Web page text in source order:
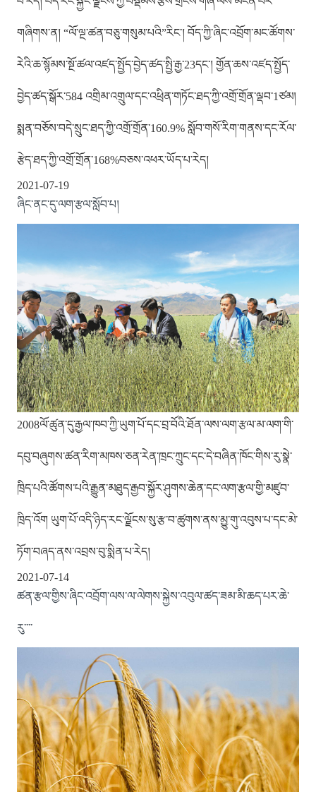
གཞིགས་ན། “ལོ་ལྔ་ཚན་བཅུ་གསུམ་པའི”རིང་། བོད་ཀྱི་ཞིང་འབྲོག་མང་ཚོགས་
རེའི་ཆ་སྙོམས་སྔོ་ཚལ་འཛད་སྤྱོད་བྱེད་ཚད་སྤྱི་རྒྱ་23དང་། གྱོན་ཆས་འཛད་སྤྱོད་
བྱེད་ཚད་སྒོར་584 འགྲིམ་འགྲུལ་དང་འཕྲིན་གཏོང་ཐད་ཀྱི་འགྲོ་གྲོན་ལྡབ་1ཙམ།
སྨན་བཅོས་བདེ་སྲུང་ཐད་ཀྱི་འགྲོ་གྲོན་160.9% སློབ་གསོ་རིག་གནས་དང་རོལ་
རྩེད་ཐད་ཀྱི་འགྲོ་གྲོན་168%བཅས་འཕར་ཡོད་པ་རེད།
2021-07-19
ཞིང་ནང་དུ་ལག་རྩལ་སློབ་པ།
2008ལོ་ཚུན་དུ་རྒྱལ་ཁབ་ཀྱི་ཡུག་པོ་དང་བྲ་བོའི་ཐོན་ལས་ལག་རྩལ་མ་ལག་གི་
དབུ་བཞུགས་ཚན་རིག་མཁས་ཅན་རེན་ཁྲང་ཀྲུང་དང་དེ་བཞིན་ཁོང་གིས་རུ་སྣེ་
ཁྲིད་པའི་ཚོགས་པའི་རྒྱུན་མཐུད་རྒྱབ་སྐྱོར་ཤུགས་ཆེན་དང་ལག་རྩལ་གྱི་མཛུབ་
ཁྲིད་འོག ཡུག་པོ་འདི་ཉིད་རང་ལྗོངས་སུ་རྩ་བ་ཚུགས་ནས་མྱུ་གུ་འབུས་པ་དང་མེ་
ཏོག་བཞད་ནས་འབྲས་བུ་སྨིན་པ་རེད།
2021-07-14
ཚན་རྩལ་གྱིས་ཞིང་འབྲོག་ལས་ལ་ལེགས་སྐྱེས་འབུལ་ཚད་ཟམ་མི་ཆད་པར་ཆེ་
རུ་་་་